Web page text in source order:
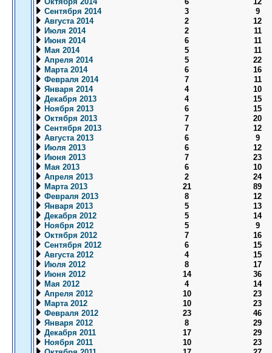
Сентября 2014
3
9
Августа 2014
2
12
Июля 2014
2
11
Июня 2014
6
11
Мая 2014
5
11
Апреля 2014
5
22
Марта 2014
6
16
Февраля 2014
7
11
Января 2014
4
10
Декабря 2013
4
15
Ноября 2013
6
15
Октября 2013
7
20
Сентября 2013
7
12
Августа 2013
6
9
Июля 2013
6
12
Июня 2013
7
23
Мая 2013
6
10
Апреля 2013
2
24
Марта 2013
21
89
Февраля 2013
8
12
Января 2013
5
13
Декабря 2012
5
14
Ноября 2012
5
9
Октября 2012
7
16
Сентября 2012
6
15
Августа 2012
4
15
Июля 2012
8
17
Июня 2012
14
36
Мая 2012
4
14
Апреля 2012
10
23
Марта 2012
10
23
Февраля 2012
23
46
Января 2012
8
29
Декабря 2011
17
29
Ноября 2011
10
23